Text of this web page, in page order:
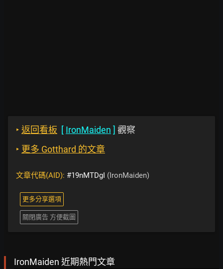
‣ 返回看板 [ IronMaiden ] 觀察
‣ 更多 Gotthard 的文章
文章代碼(AID): #19nMTDgI (IronMaiden)
更多分享選項
關閉廣告 方便截圖
IronMaiden 近期熱門文章